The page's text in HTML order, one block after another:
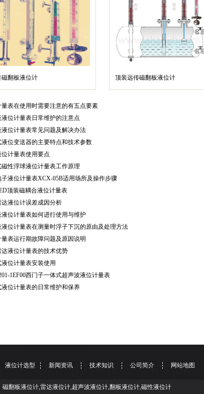
磁翻板液位计 顶装远传磁翻板液位计
量表在使用时需要注意的有五点要素
液位计量表日常维护的注意点
液位计量表常见问题及解决办法
液位变送器的主要特点和技术参数
位计量表使用要点
磁性浮球液位计量表工作原理
子液位计量表XCX-05B适用场所及操作步骤
顶装磁耦合液位计量表
达液位计误差成因分析
液位计量表如何进行使用与维护
液位计量表在测量时浮子下沉的原由及处理方法
表运行期故障问题及原因说明
达液位计量表的技术优势
位计量表安装使用
1EF00西门子一体式超声波液位计量表
液位计量表的日常维护和保养
液位计选型 新闻资讯 技术知识 公司简介 网站地图
磁翻板液位计,雷达液位计,超声波液位计,翻板液位计,磁性液位计